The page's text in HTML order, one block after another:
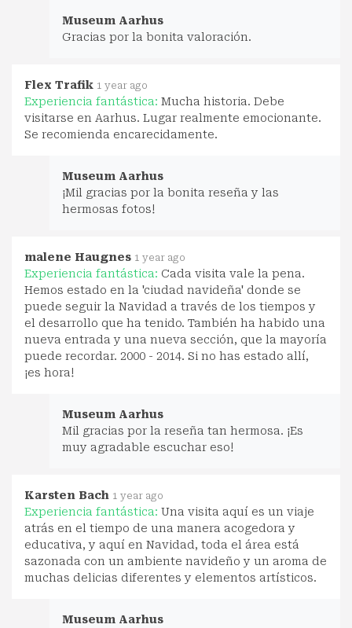
Museum Aarhus
Gracias por la bonita valoración.
Flex Trafik 1 year ago
Experiencia fantástica: Mucha historia. Debe
visitarse en Aarhus. Lugar realmente emocionante.
Se recomienda encarecidamente.
Museum Aarhus
¡Mil gracias por la bonita reseña y las
hermosas fotos!
malene Haugnes 1 year ago
Experiencia fantástica: Cada visita vale la pena.
Hemos estado en la 'ciudad navideña' donde se
puede seguir la Navidad a través de los tiempos y
el desarrollo que ha tenido. También ha habido una
nueva entrada y una nueva sección, que la mayoría
puede recordar. 2000 - 2014. Si no has estado allí,
¡es hora!
Museum Aarhus
Mil gracias por la reseña tan hermosa. ¡Es
muy agradable escuchar eso!
Karsten Bach 1 year ago
Experiencia fantástica: Una visita aquí es un viaje
atrás en el tiempo de una manera acogedora y
educativa, y aquí en Navidad, toda el área está
sazonada con un ambiente navideño y un aroma de
muchas delicias diferentes y elementos artísticos.
Museum Aarhus